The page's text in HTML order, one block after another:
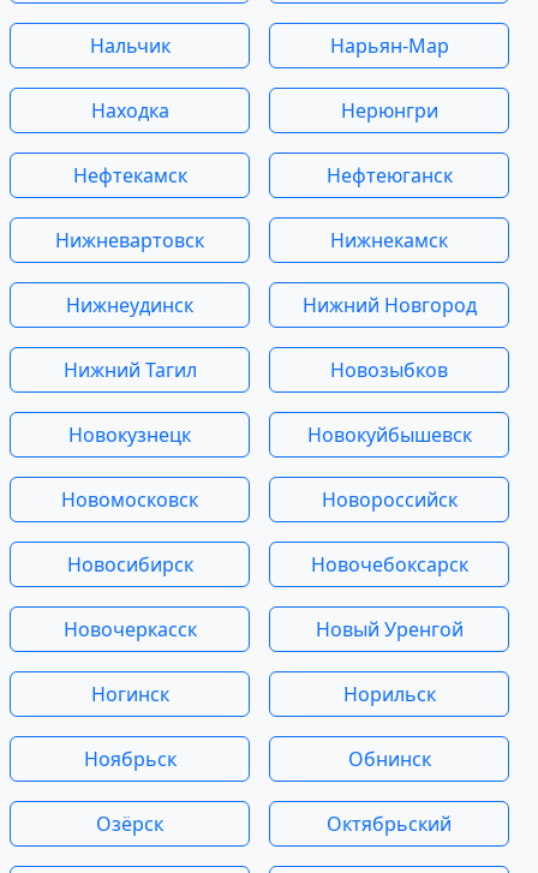
Нальчик Нарьян-Мар
Находка Нерюнгри
Нефтекамск Нефтеюганск
Нижневартовск Нижнекамск
Нижнеудинск Нижний Новгород
Нижний Тагил Новозыбков
Новокузнецк Новокуйбышевск
Новомосковск Новороссийск
Новосибирск Новочебоксарск
Новочеркасск Новый Уренгой
Ногинск Норильск
Ноябрьск Обнинск
Озёрск Октябрьский